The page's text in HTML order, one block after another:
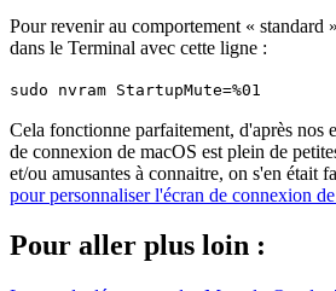
Pour revenir au comportement « standard
dans le Terminal avec cette ligne :
sudo nvram StartupMute=%01
Cela fonctionne parfaitement, d'après nos
de connexion de macOS est plein de
et/ou amusantes à connaitre, on s'en était
pour personnaliser l'écran de connexion
Pour aller plus loin :